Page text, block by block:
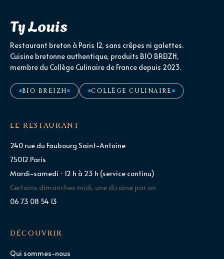
Ty Louis
Restaurant breton à Paris 12, sans crêpes ni galettes.
Cuisine bretonne authentique, produits BIO BREIZH,
membre du Collège Culinaire de France depuis 2023.
BIO BREIZH COLLÈGE CULINAIRE
LE RESTAURANT
240 rue du Faubourg Saint-Antoine
75012 Paris
Mardi-samedi · 12 h à 23 h (service continu)
Certains dimanches midi, une dizaine par an
06 73 08 54 13
DÉCOUVRIR
Qui sommes-nous